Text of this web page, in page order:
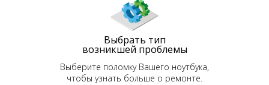
Выбрать тип
возникшей проблемы
Выберите поломку Вашего ноутбука,
чтобы узнать больше о ремонте.